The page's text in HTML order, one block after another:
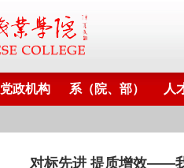
党政机构 系（院、部） 人
对标先进 提质增效——